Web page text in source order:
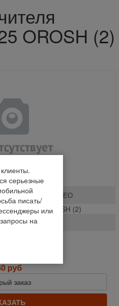
OROSH (2)
ВИДЕО
d-25 OROSH (2)
руб
заказ
серьезные
писать/
или
на